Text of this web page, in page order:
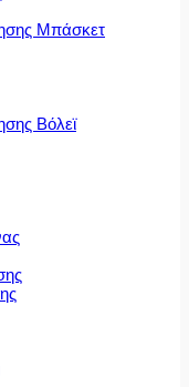
Μπάσκετ
Βόλεϊ